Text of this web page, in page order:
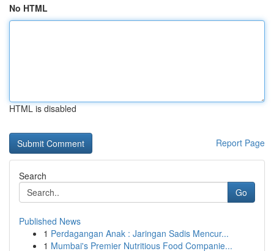
No HTML
HTML is disabled
Report Page
Search
Go
Published News
1 Perdagangan Anak : Jaringan Sadis Mencur...
1 Mumbai's Premier Nutritious Food Companie...